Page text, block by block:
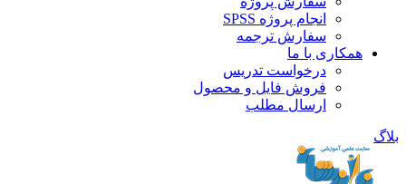
انجام پروژه SPSS
سفارش ترجمه
همکاری با ما
درخواست تدریس
فروش فایل و محصول
ارسال مطلب